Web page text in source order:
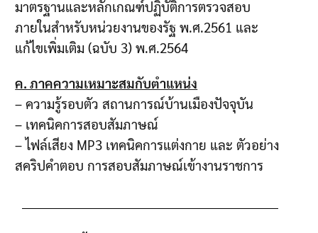
มาตรฐานและหลักเกณฑ์ปฏิบัติการตรวจสอบ
ภายในสำหรับหน่วยงานของรัฐ พ.ศ.2561 และ
แก้ไขเพิ่มเติม (ฉบับ 3) พ.ศ.2564
ค. ภาคความเหมาะสมกับตำแหน่ง
– ความรู้รอบตัว สถานการณ์บ้านเมืองปัจจุบัน
– เทคนิคการสอบสัมภาษณ์
– ไฟล์เสียง MP3 เทคนิคการแต่งกาย และ ตัวอย่าง
สคริปคำตอบ การสอบสัมภาษณ์เข้างานราชการ